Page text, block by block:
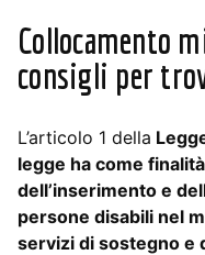
Collocamento
consigli per
L’articolo 1 della
legge ha come
dell’inserimento e
persone disabili nel
servizi di sostegno e